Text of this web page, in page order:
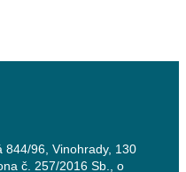
844/96, Vinohrady, 130
č. 257/2016 Sb., o